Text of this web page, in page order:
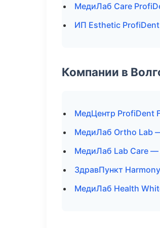
МедиЛаб Care
ИП Esthetic
Компании в
МедЦентр ProfiDent
МедиЛаб Ortho Lab
МедиЛаб Lab Care —
ЗдравПункт
МедиЛаб Health